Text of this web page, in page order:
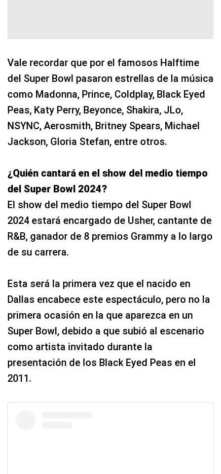
Vale recordar que por el famosos Halftime
del Super Bowl pasaron estrellas de la música
como Madonna, Prince, Coldplay, Black Eyed
Peas, Katy Perry, Beyonce, Shakira, JLo,
NSYNC, Aerosmith, Britney Spears, Michael
Jackson, Gloria Stefan, entre otros.
¿Quién cantará en el show del medio tiempo
del Super Bowl 2024?
El show del medio tiempo del Super Bowl
2024 estará encargado de Usher, cantante de
R&B, ganador de 8 premios Grammy a lo largo
de su carrera.
Esta será la primera vez que el nacido en
Dallas encabece este espectáculo, pero no la
primera ocasión en la que aparezca en un
Super Bowl, debido a que subió al escenario
como artista invitado durante la
presentación de los Black Eyed Peas en el
2011.